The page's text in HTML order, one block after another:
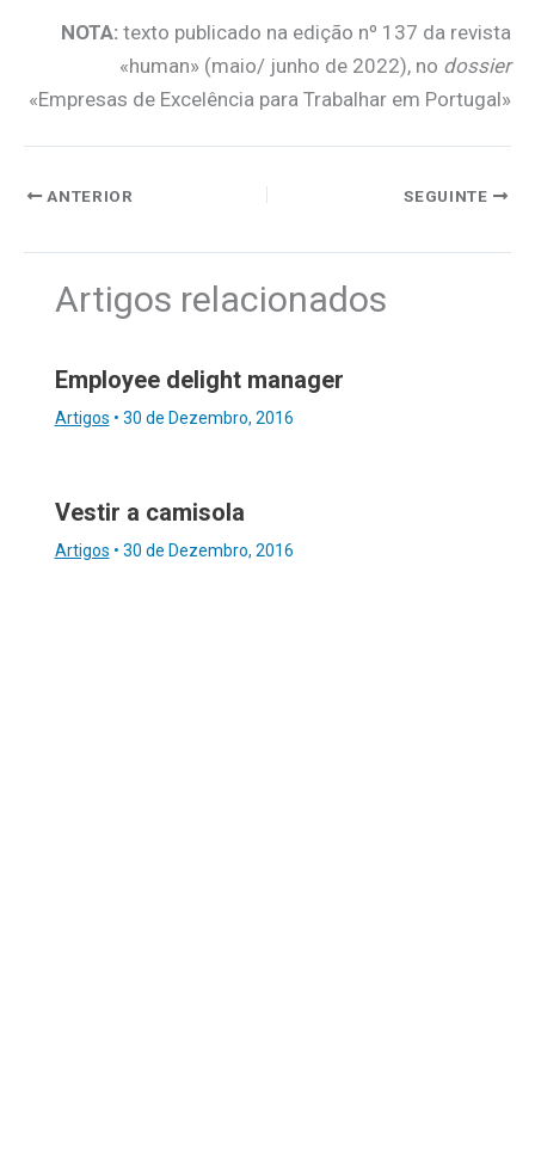
NOTA: texto publicado na edição nº 137 da revista
«human» (maio/ junho de 2022), no dossier
«Empresas de Excelência para Trabalhar em Portugal»
ANTERIOR SEGUINTE
Artigos relacionados
Employee delight manager
Artigos • 30 de Dezembro, 2016
Vestir a camisola
Artigos • 30 de Dezembro, 2016